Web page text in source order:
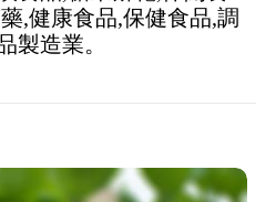
,健康食品,保健食品,調
製造業。